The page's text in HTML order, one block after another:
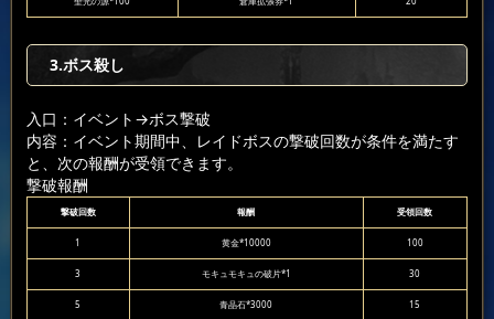
3.ボス殺し
入口：イベント →ボス撃破
内容：イベント期間中、レイドボスの撃破回数が条件を満たす
と、次の報酬が受領できます。
撃破報酬
撃破回数 報酬 受領回数
1 黄金*10000 100
3 モキュモキュの破片*1 30
5 青晶石*3000 15